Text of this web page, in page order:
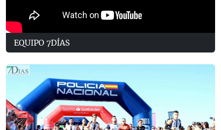
EQUIPO 7DÍAS